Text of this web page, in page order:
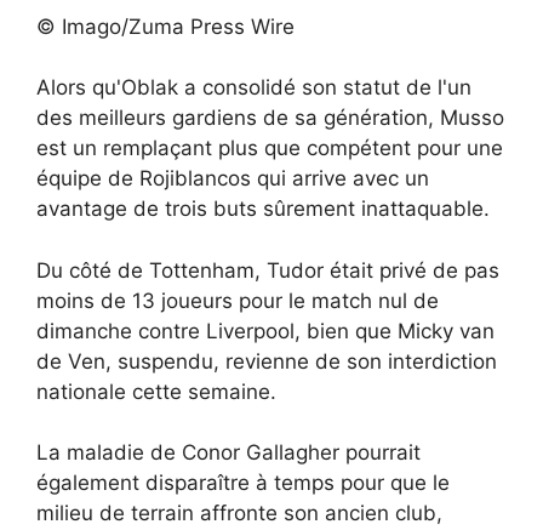
© Imago/Zuma Press Wire
Alors qu'Oblak a consolidé son statut de l'un
des meilleurs gardiens de sa génération, Musso
est un remplaçant plus que compétent pour une
équipe de Rojiblancos qui arrive avec un
avantage de trois buts sûrement inattaquable.
Du côté de Tottenham, Tudor était privé de pas
moins de 13 joueurs pour le match nul de
dimanche contre Liverpool, bien que Micky van
de Ven, suspendu, revienne de son interdiction
nationale cette semaine.
La maladie de Conor Gallagher pourrait
également disparaître à temps pour que le
milieu de terrain affronte son ancien club,